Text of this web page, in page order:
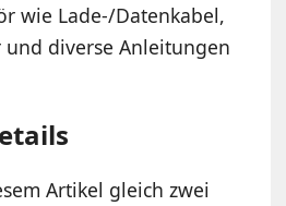
wie Lade-/Datenkabel,
diverse Anleitungen
Artikel gleich zwei